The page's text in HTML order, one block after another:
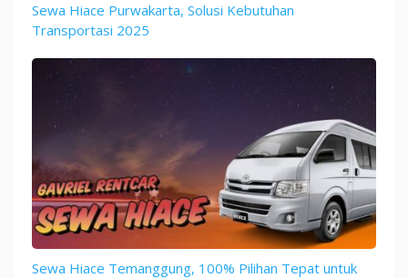
Sewa Hiace Purwakarta, Solusi Kebutuhan
Transportasi 2025
Sewa Hiace Temanggung, 100% Pilihan Tepat untuk